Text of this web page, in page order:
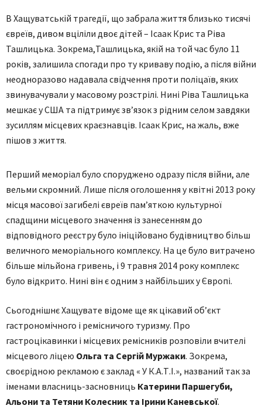
В Хащуватській трагедії, що забрала життя близько тисячі
євреїв, дивом вціліли двоє дітей – Ісаак Крис та Ріва
Ташлицька. Зокрема,Ташлицька, якій на той час було 11
років, залишила спогади про ту криваву подію, а після війни
неодноразово надавала свідчення проти поліцаїв, яких
звинувачували у масовому розстрілі. Нині Ріва Ташлицька
мешкає у США та підтримує зв’язок з рідним селом завдяки
зусиллям місцевих краєзнавців. Ісаак Крис, на жаль, вже
пішов з життя.
Перший меморіал було споруджено одразу після війни, але
вельми скромний. Лише після оголошення у квітні 2013 року
місця масової загибелі євреїв пам’яткою культурної
спадщини місцевого значення із занесенням до
відповідного реєстру було ініційовано будівництво більш
величного меморіального комплексу. На це було витрачено
більше мільйона гривень, і 9 травня 2014 року комплекс
було відкрито. Нині він є одним з найбільших у Європі.
Сьогоднішнє Хащувате відоме ще як цікавий об’єкт
гастрономічного і ремісничого туризму. Про
гастроцікавинки і місцевих ремісників розповіли вчителі
місцевого ліцею Ольга та Сергій Муржаки. Зокрема,
своєрідною рекламою є заклад « У К.А.Т.І.», названий так за
іменами власниць-засновниць Катерини Паршегуби,
Альони та Тетяни Колесник та Ірини Каневської.